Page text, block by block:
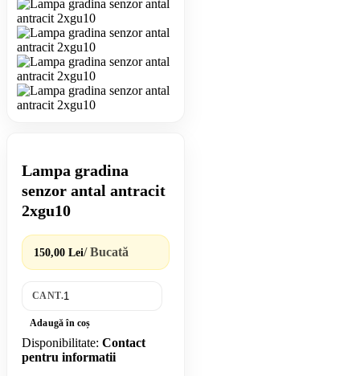
Lampa gradina
senzor antal antracit
2xgu10
150,00 Lei/ Bucată
CANT.
Adaugă în coș
Disponibilitate: Contact
pentru informatii